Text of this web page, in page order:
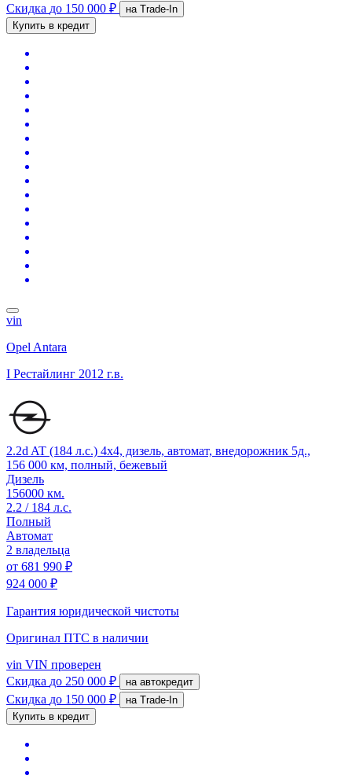
Скидка до 150 000 ₽
на Trade-In
Купить в кредит
vin
Opel Antara
I Рестайлинг 2012 г.в.
2.2d AT (184 л.с.) 4x4, дизель, автомат, внедорожник 5д.,
156 000 км, полный, бежевый
Дизель
156000 км.
2.2 / 184 л.с.
Полный
Автомат
2 владельца
от 681 990 ₽
924 000 ₽
Гарантия юридической чистоты
Оригинал ПТС в наличии
vin VIN проверен
Скидка до 250 000 ₽ на автокредит
Скидка до 150 000 ₽
на Trade-In
Купить в кредит